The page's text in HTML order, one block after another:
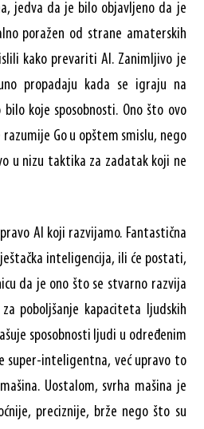
jedva da je bilo objavljeno da je
poražen od strane amaterskih
kako prevariti AI. Zanimljivo je
propadaju kada se igraju na
koje sposobnosti. Ono što ovo
razumije Go u opštem smislu, nego
u nizu taktika za zadatak koji ne
AI koji razvijamo. Fantastična
inteligencija, ili će postati,
da je ono što se stvarno razvija
poboljšanje kapaciteta ljudskih
sposobnosti ljudi u određenim
super-inteligentna, već upravo to
Uostalom, svrha mašina je
preciznije, brže nego što su